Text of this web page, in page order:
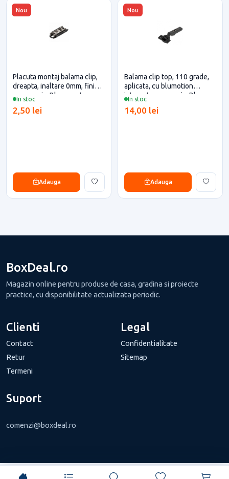
Nou
In stoc
Placuta montaj balama clip,
dreapta, inaltare 0mm, finisaj
negru onix, Blum pentru casa
2,50 lei
Adauga
Nou
In stoc
Balama clip top, 110 grade,
aplicata, cu blumotion
integrat, negru onix, Blum
14,00 lei
Adauga
BoxDeal.ro
Magazin online pentru produse de casa, gradina si proiecte
practice, cu disponibilitate actualizata periodic.
Clienti
Contact
Retur
Termeni
Legal
Confidentialitate
Sitemap
Suport
comenzi@boxdeal.ro